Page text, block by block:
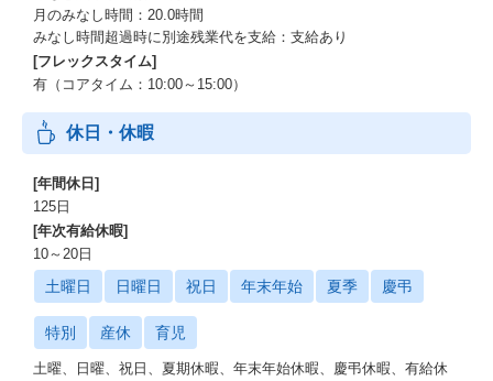
月のみなし時間：20.0時間
みなし時間超過時に別途残業代を支給：支給あり
[フレックスタイム]
有（コアタイム：10:00～15:00）
休日・休暇
[年間休日]
125日
[年次有給休暇]
10～20日
土曜日 日曜日 祝日 年末年始 夏季 慶弔
特別 産休 育児
土曜、日曜、祝日、夏期休暇、年末年始休暇、慶弔休暇、有給休